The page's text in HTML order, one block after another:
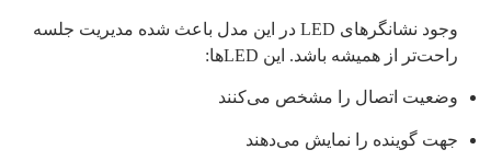
وجود نشانگرهای LED در این مدل باعث شده مدیریت جلسه
راحت‌تر از همیشه باشد. این LEDها:
وضعیت اتصال را مشخص می‌کنند
جهت گوینده را نمایش می‌دهند